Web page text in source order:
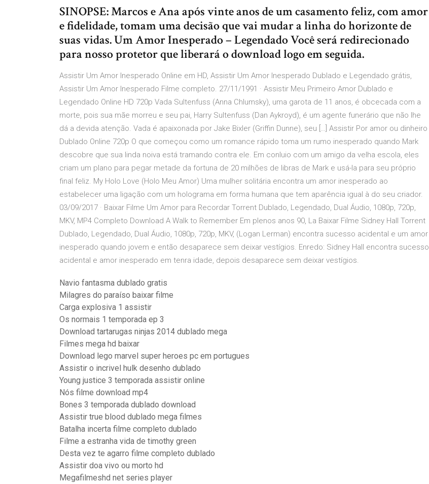
SINOPSE: Marcos e Ana após vinte anos de um casamento feliz, com amor
e fidelidade, tomam uma decisão que vai mudar a linha do horizonte de
suas vidas. Um Amor Inesperado – Legendado Você será redirecionado
para nosso protetor que liberará o download logo em seguida.
Assistir Um Amor Inesperado Online em HD, Assistir Um Amor Inesperado Dublado e Legendado grátis,
Assistir Um Amor Inesperado Filme completo. 27/11/1991 · Assistir Meu Primeiro Amor Dublado e
Legendado Online HD 720p Vada Sultenfuss (Anna Chlumsky), uma garota de 11 anos, é obcecada com a
morte, pois sua mãe morreu e seu pai, Harry Sultenfuss (Dan Aykroyd), é um agente funerário que não lhe
dá a devida atenção. Vada é apaixonada por Jake Bixler (Griffin Dunne), seu […] Assistir Por amor ou dinheiro
Dublado Online 720p O que começou como um romance rápido toma um rumo inesperado quando Mark
descobre que sua linda noiva está tramando contra ele. Em conluio com um amigo da velha escola, eles
criam um plano para pegar metade da fortuna de 20 milhões de libras de Mark e usá-la para seu próprio
final feliz. My Holo Love (Holo Meu Amor) Uma mulher solitária encontra um amor inesperado ao
estabelecer uma ligação com um holograma em forma humana que tem aparência igual à do seu criador.
03/09/2017 · Baixar Filme Um Amor para Recordar Torrent Dublado, Legendado, Dual Áudio, 1080p, 720p,
MKV, MP4 Completo Download A Walk to Remember Em plenos anos 90, La Baixar Filme Sidney Hall Torrent
Dublado, Legendado, Dual Áudio, 1080p, 720p, MKV, (Logan Lerman) encontra sucesso acidental e um amor
inesperado quando jovem e então desaparece sem deixar vestígios. Enredo: Sidney Hall encontra sucesso
acidental e amor inesperado em tenra idade, depois desaparece sem deixar vestígios.
Navio fantasma dublado gratis
Milagres do paraíso baixar filme
Carga explosiva 1 assistir
Os normais 1 temporada ep 3
Download tartarugas ninjas 2014 dublado mega
Filmes mega hd baixar
Download lego marvel super heroes pc em portugues
Assistir o incrivel hulk desenho dublado
Young justice 3 temporada assistir online
Nós filme download mp4
Bones 3 temporada dublado download
Assistir true blood dublado mega filmes
Batalha incerta filme completo dublado
Filme a estranha vida de timothy green
Desta vez te agarro filme completo dublado
Assistir doa vivo ou morto hd
Megafilmeshd net series player